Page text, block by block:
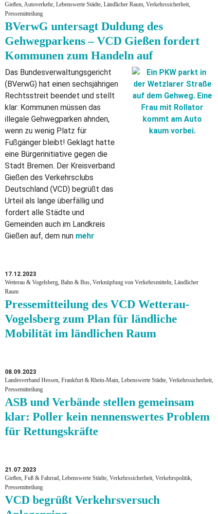
Gießen, Autoverkehr, Lebenswerte Städte, Ländlicher Raum, Verkehrssicherheit,
Pressemitteilung
BVerwG untersagt Duldung des
Gehwegparkens – VCD Gießen fordert
Kommunen zum Handeln auf
Das Bundesverwaltungsgericht
(BVerwG) hat einen sechsjährigen
Rechtsstreit beendet und stellt
klar: Kommunen müssen das
illegale Gehwegparken ahnden,
wenn zu wenig Platz für
Fußgänger bleibt! Geklagt hatte
eine Bürgerinitiative gegen die
Stadt Bremen. Der Kreisverband
Gießen des Verkehrsclubs
Deutschland (VCD) begrüßt das
Urteil als lange überfällig und
fordert alle Städte und
Gemeinden auch im Landkreis
Gießen auf, dem nun mehr
17.12.2023
Wetterau & Vogelsberg, Bahn & Bus, Verknüpfung von Verkehrsmitteln, Ländlicher
Raum
Pressemitteilung des VCD Wetterau-
Vogelsberg zum Plan für ländliche
Mobilität im ländlichen Raum
08.09.2023
Landesverband Hessen, Frankfurt & Rhein-Main, Lebenswerte Städte, Verkehrssicherheit,
Pressemitteilung
ASB und Verbände stellen gemeinsam
klar: Poller kein nennenswertes Problem
für Rettungskräfte
21.07.2023
Gießen, Fuß & Fahrrad, Lebenswerte Städte, Verkehrssicherheit, Verkehrspolitik,
Pressemitteilung
VCD begrüßt Verkehrsversuch